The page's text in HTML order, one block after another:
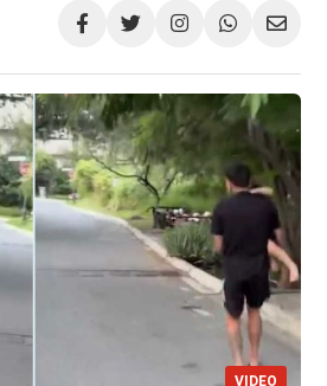
Compartir
VIDEO